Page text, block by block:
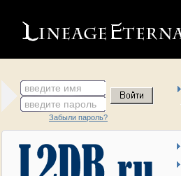
введите имя
введите пароль
Забыли пароль?